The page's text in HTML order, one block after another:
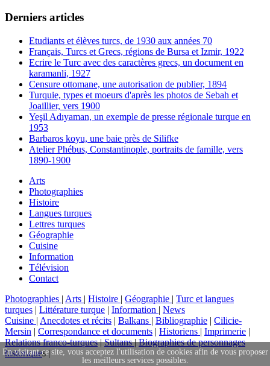
Derniers articles
Etudiants et élèves turcs, de 1930 aux années 70
Français, Turcs et Grecs, régions de Bursa et Izmir, 1922
Ecrire le Turc avec des caractères grecs, un document en
karamanli, 1927
Censure ottomane, une autorisation de publier, 1894
Turquie, types et moeurs d'après les photos de Sebah et
Joaillier, vers 1900
Yeşil Adıyaman, un exemple de presse régionale turque en
1953
Barbaros koyu, une baie près de Silifke
Atelier Phébus, Constantinople, portraits de famille, vers
1890-1900
Arts
Photographies
Histoire
Langues turques
Lettres turques
Géographie
Cuisine
Information
Télévision
Contact
Photographies | Arts | Histoire | Géographie | Turc et langues
turques | Littérature turque | Information | News
Cuisine | Anecdotes et récits | Balkans | Bibliographie | Cilicie-
Mersin | Correspondance et documents | Historiens | Imprimerie |
Relations franco-turques|Sultans|Biographies de personnages
historiques |
En visitant ce site, vous acceptez l'utilisation de cookies afin de vous proposer
les meilleurs services possibles.